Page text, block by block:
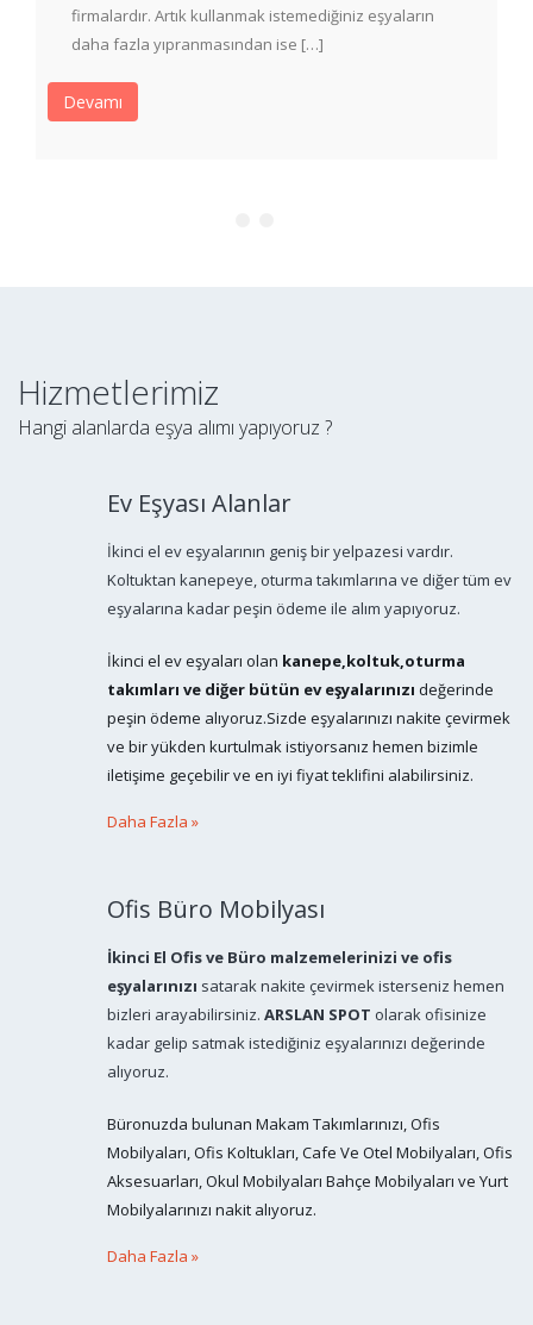
firmalardır. Artık kullanmak istemediğiniz eşyaların
daha fazla yıpranmasından ise […]
Devamı
Hizmetlerimiz
Hangi alanlarda eşya alımı yapıyoruz ?
Ev Eşyası Alanlar
İkinci el ev eşyalarının geniş bir yelpazesi vardır.
Koltuktan kanepeye, oturma takımlarına ve diğer tüm ev
eşyalarına kadar peşin ödeme ile alım yapıyoruz.
İkinci el ev eşyaları olan kanepe,koltuk,oturma
takımları ve diğer bütün ev eşyalarınızı değerinde
peşin ödeme alıyoruz.Sizde eşyalarınızı nakite çevirmek
ve bir yükden kurtulmak istiyorsanız hemen bizimle
iletişime geçebilir ve en iyi fiyat teklifini alabilirsiniz.
Daha Fazla »
Ofis Büro Mobilyası
İkinci El Ofis ve Büro malzemelerinizi ve ofis
eşyalarınızı satarak nakite çevirmek isterseniz hemen
bizleri arayabilirsiniz. ARSLAN SPOT olarak ofisinize
kadar gelip satmak istediğiniz eşyalarınızı değerinde
alıyoruz.
Büronuzda bulunan Makam Takımlarınızı, Ofis
Mobilyaları, Ofis Koltukları, Cafe Ve Otel Mobilyaları, Ofis
Aksesuarları, Okul Mobilyaları Bahçe Mobilyaları ve Yurt
Mobilyalarınızı nakit alıyoruz.
Daha Fazla »